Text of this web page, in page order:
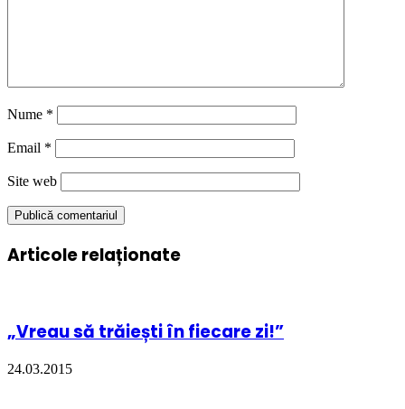
Nume *
Email *
Site web
Articole relaționate
„Vreau să trăiești în fiecare zi!”
24.03.2015